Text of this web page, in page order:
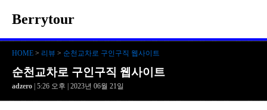
Berrytour
HOME > 리뷰 > 순천교차로 구인구직 웹사이트
순천교차로 구인구직 웹사이트
adzero | 5:26 오후 | 2023년 06월 21일